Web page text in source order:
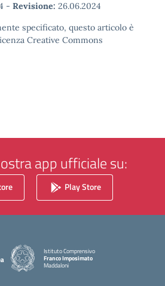
- Revisione: 26.06.2024
specificato, questo articolo è
Creative Commons
app ufficiale su:
Play Store
Istituto Comprensivo
Franco Imposimato
Maddaloni